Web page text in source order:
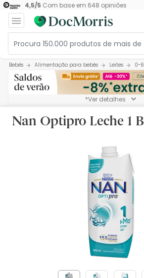
4,5/5 Com base em 648 opiniões
Bebés Alimentação para bebés Leites 0-
*Ver detalhes
Nan Optipro Leche 1